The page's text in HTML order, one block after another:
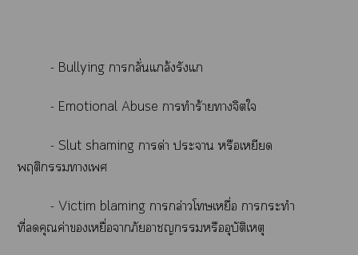
- Bullying าลั่นแกล้งรังแ
- Emotional Abuse าทำร้ายาจิตใ
- Slut shaming าด่า ะา หรือเหยียด
พฤติกรรมาเ
- Victim blaming าล่าวโเหยื่อ าะทำ
ที่คุณค่าเหยื่อาภัยาชญหรืออุบัติเหตุ